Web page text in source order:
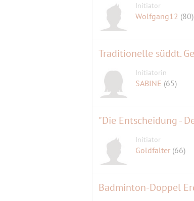
Initiator
Wolfgang12 (80)
Traditionelle süddt.
Initiatorin
SABINE (65)
"Die Entscheidung -
Initiator
Goldfalter (66)
Badminton-Doppel